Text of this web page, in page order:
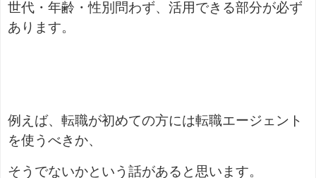
世代・年齢・性別問わず、活用できる部分が必ず
あります。
例えば、転職が初めての方には転職エージェント
を使うべきか、
そうでないかという話があると思います。